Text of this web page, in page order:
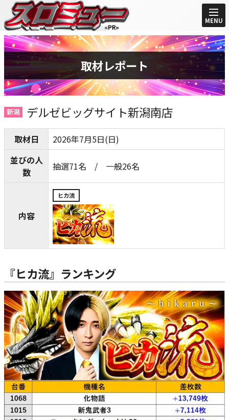
MENU
取材レポート
新潟 デルゼビッグサイト新潟南店
取材日
2026年7月5日(日)
並びの人
数
抽選71名 / 一般26名
内容
ヒカ流
『ヒカ流』ランキング